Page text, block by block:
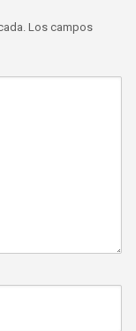
Los campos